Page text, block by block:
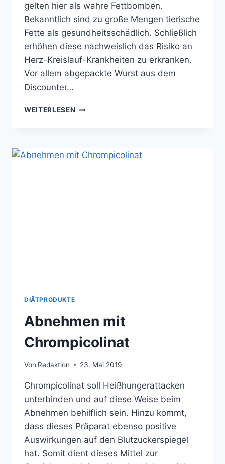
gelten hier als wahre Fettbomben.
Bekanntlich sind zu große Mengen tierische
Fette als gesundheitsschädlich. Schließlich
erhöhen diese nachweislich das Risiko an
Herz-Kreislauf-Krankheiten zu erkranken.
Vor allem abgepackte Wurst aus dem
Discounter…
WEITERLESEN ABGEPACKTE
AUS
DEM
DIÄTPRODUKTE
Abnehmen mit
Chrompicolinat
Von Redaktion 23. Mai 2019
Chrompicolinat soll Heißhungerattacken
unterbinden und auf diese Weise beim
Abnehmen behilflich sein. Hinzu kommt,
dass dieses Präparat ebenso positive
Auswirkungen auf den Blutzuckerspiegel
hat. Somit dient dieses Mittel zur